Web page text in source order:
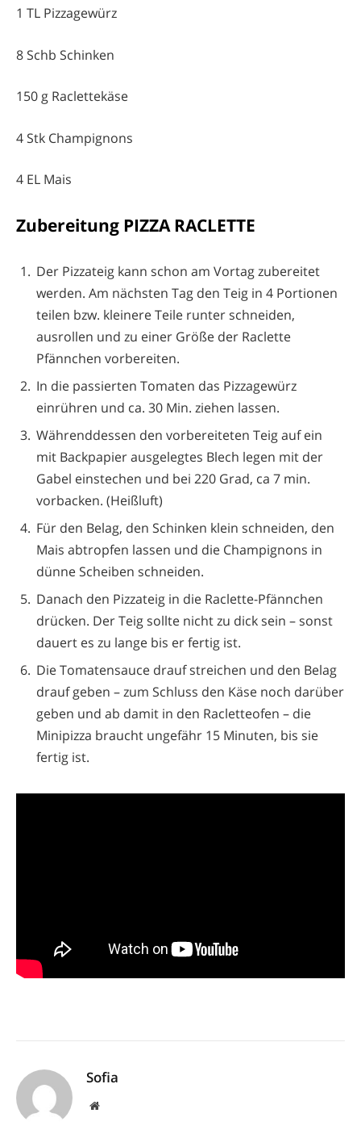
1 TL Pizzagewürz
8 Schb Schinken
150 g Raclettekäse
4 Stk Champignons
4 EL Mais
Zubereitung PIZZA RACLETTE
Der Pizzateig kann schon am Vortag zubereitet
werden. Am nächsten Tag den Teig in 4 Portionen
teilen bzw. kleinere Teile runter schneiden,
ausrollen und zu einer Größe der Raclette
Pfännchen vorbereiten.
In die passierten Tomaten das Pizzagewürz
einrühren und ca. 30 Min. ziehen lassen.
Währenddessen den vorbereiteten Teig auf ein
mit Backpapier ausgelegtes Blech legen mit der
Gabel einstechen und bei 220 Grad, ca 7 min.
vorbacken. (Heißluft)
Für den Belag, den Schinken klein schneiden, den
Mais abtropfen lassen und die Champignons in
dünne Scheiben schneiden.
Danach den Pizzateig in die Raclette-Pfännchen
drücken. Der Teig sollte nicht zu dick sein – sonst
dauert es zu lange bis er fertig ist.
Die Tomatensauce drauf streichen und den Belag
drauf geben – zum Schluss den Käse noch darüber
geben und ab damit in den Racletteofen – die
Minipizza braucht ungefähr 15 Minuten, bis sie
fertig ist.
Sofia
Website